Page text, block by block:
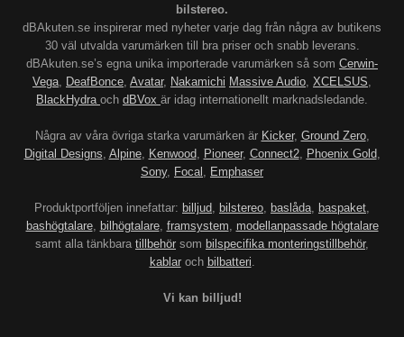
bilstereo.
dBAkuten.se inspirerar med nyheter varje dag från några av butikens
30 väl utvalda varumärken till bra priser och snabb leverans.
dBAkuten.se’s egna unika importerade varumärken så som Cerwin-
Vega, DeafBonce, Avatar, Nakamichi Massive Audio, XCELSUS,
BlackHydra och dBVox är idag internationellt marknadsledande.
Några av våra övriga starka varumärken är Kicker, Ground Zero,
Digital Designs, Alpine, Kenwood, Pioneer, Connect2, Phoenix Gold,
Sony, Focal , Emphaser
Produktportföljen innefattar: billjud, bilstereo, baslåda, baspaket,
bashögtalare, bilhögtalare, framsystem, modellanpassade högtalare
samt alla tänkbara tillbehör som bilspecifika monteringstillbehör,
kablaroch bilbatteri.
Vi kan billjud!